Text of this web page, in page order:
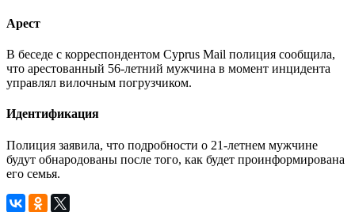
Арест
В беседе с корреспондентом Cyprus Mail полиция сообщила,
что арестованный 56-летний мужчина в момент инцидента
управлял вилочным погрузчиком.
Идентификация
Полиция заявила, что подробности о 21-летнем мужчине
будут обнародованы после того, как будет проинформирована
его семья.